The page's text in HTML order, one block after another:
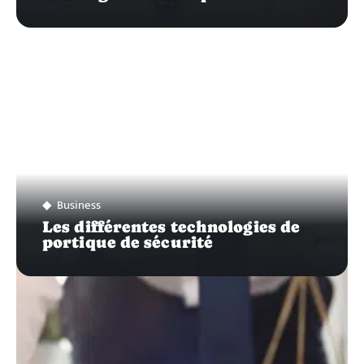
Business
Les différentes technologies de
portique de sécurité